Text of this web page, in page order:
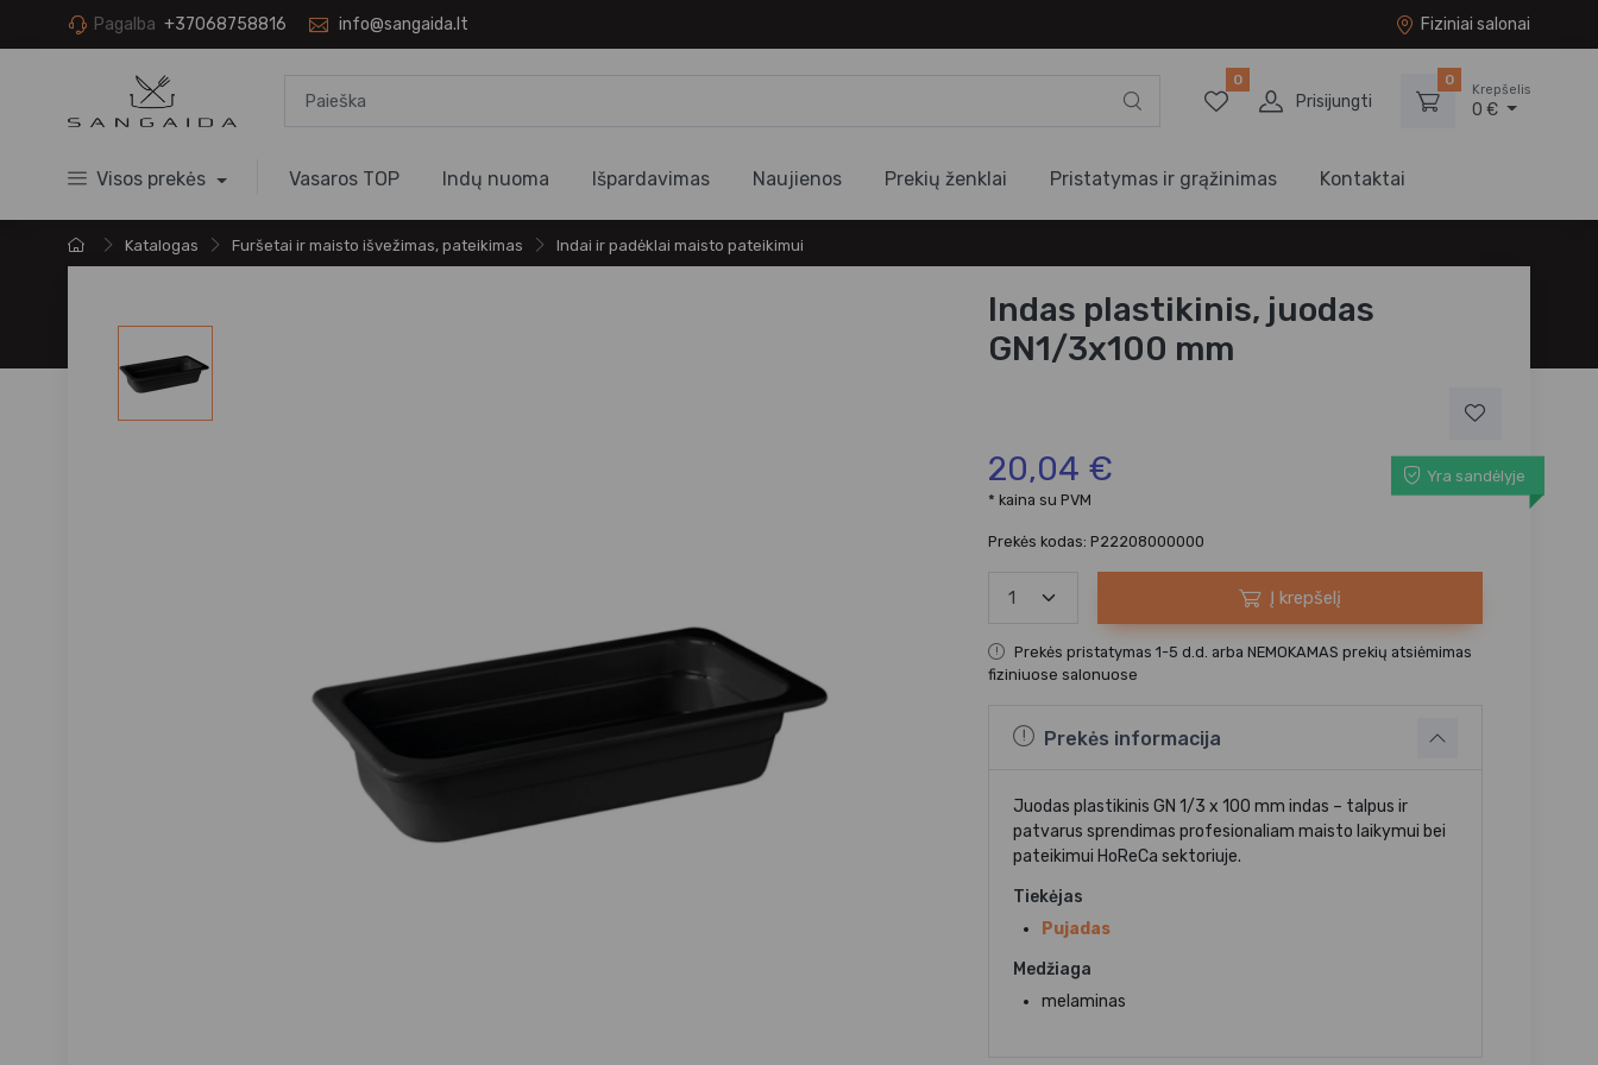
Pagalba +37068758816 info@sangaida.lt Fiziniai salonai
0
Prisijungti
0
Krepšelis
0 €
Visos prekės Vasaros TOP Indų nuoma Išpardavimas Naujienos Prekių ženklai Pristatymas ir grąžinimas Kontaktai
Katalogas Furšetai ir maisto išvežimas, pateikimas Indai ir padėklai maisto pateikimui
Indas plastikinis, juodas
GN1/3x100 mm
20,04 €
Yra sandėlyje
* kaina su PVM
Prekės kodas: P22208000000
Į krepšelį
Prekės pristatymas 1-5 d.d. arba NEMOKAMAS prekių atsiėmimas
fiziniuose salonuose
Prekės informacija
Juodas plastikinis GN 1/3 x 100 mm indas – talpus ir
patvarus sprendimas profesionaliam maisto laikymui bei
pateikimui HoReCa sektoriuje.
Tiekėjas
Pujadas
Medžiaga
melaminas